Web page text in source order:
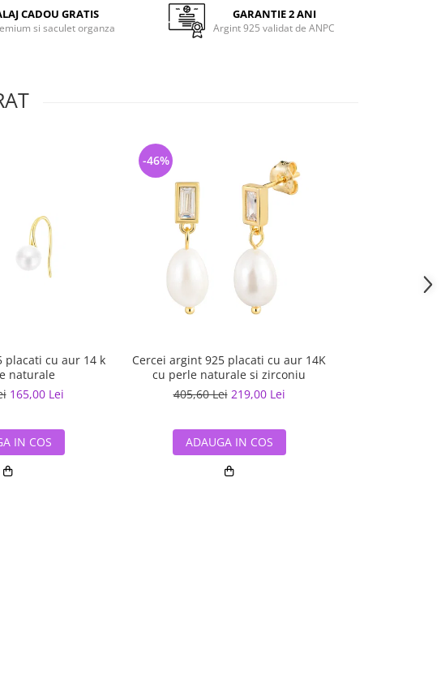
CADOU GRATIS
si saculet organza
GARANTIE 2 ANI
Argint 925 validat de ANPC
placati cu aur 14 k
naturale
165,00 Lei
IN COS
Cercei argint 925 placati cu aur 14K
cu perle naturale si zirconiu
405,60 Lei 219,00 Lei
-46%
ADAUGA IN COS